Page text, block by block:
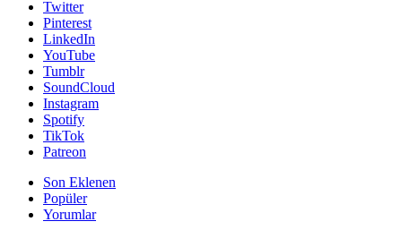
Twitter
Pinterest
LinkedIn
YouTube
Tumblr
SoundCloud
Instagram
Spotify
TikTok
Patreon
Son Eklenen
Popüler
Yorumlar